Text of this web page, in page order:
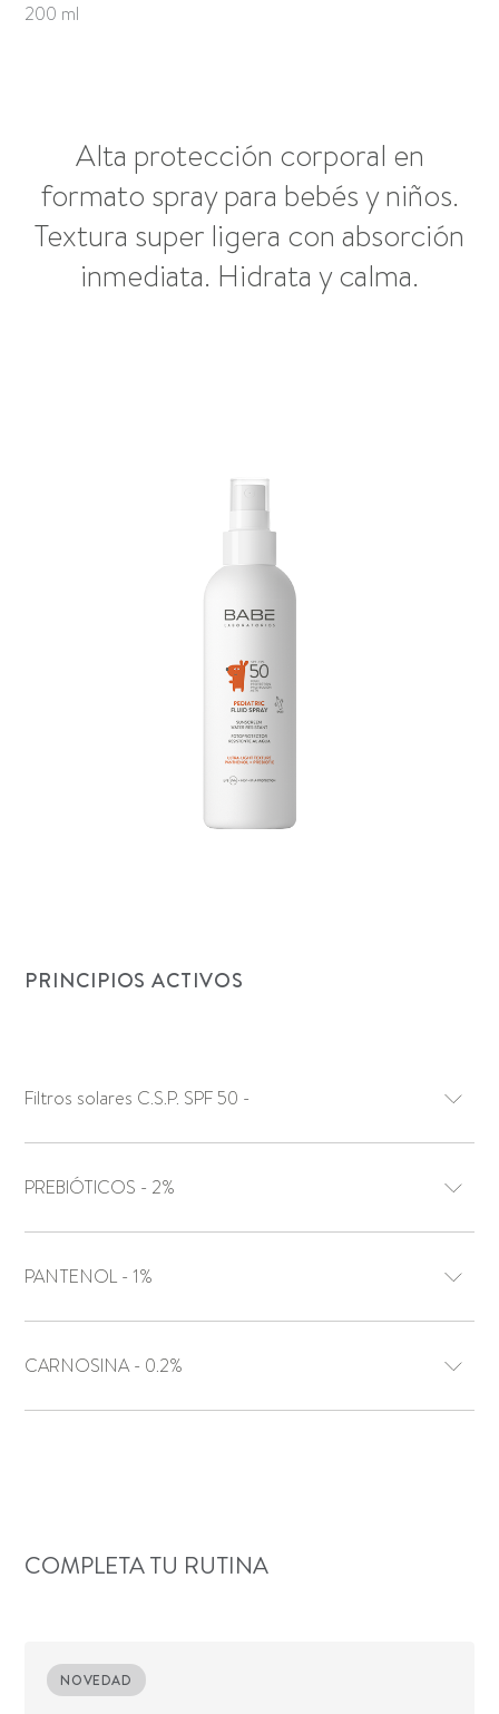
200 ml
Alta protección corporal en
formato spray para bebés y niños.
Textura super ligera con absorción
inmediata. Hidrata y calma.
PRINCIPIOS ACTIVOS
Filtros solares C.S.P. SPF 50 -
PREBIÓTICOS - 2%
PANTENOL - 1%
CARNOSINA - 0.2%
COMPLETA TU RUTINA
NOVEDAD